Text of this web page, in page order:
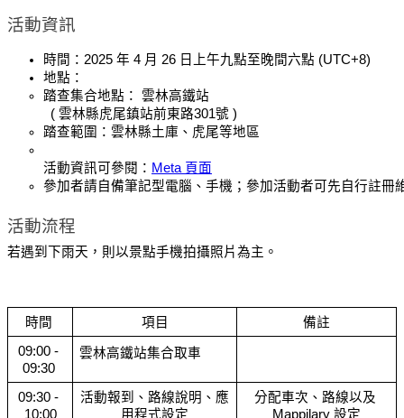
活動資訊
時間：2025 年 4 月 26 日上午九點至晚間六點 (UTC+8)
地點：
踏查集合地點： 雲林高鐵站
( 雲林縣虎尾鎮站前東路301號 )
踏查範圍：雲林縣土庫、虎尾等地區
活動資訊可參閱： Meta 頁面
參加者請自備筆記型電腦、手機；參加活動者可先自行註冊
活動流程
若遇到下雨天，則以景點手機拍攝照片為主。
時間 項目
備註
09:00 -
09:30
雲林高鐵站集合取車
09:30 -
10:00
活動報到、路線說明、應
用程式設定
分配車次、路線以及
Mappilary 設定